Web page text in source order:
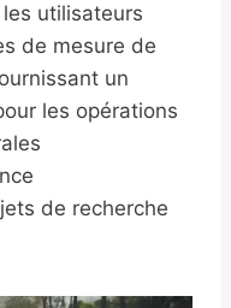
utilisateurs
de mesure de
un
les opérations
de recherche